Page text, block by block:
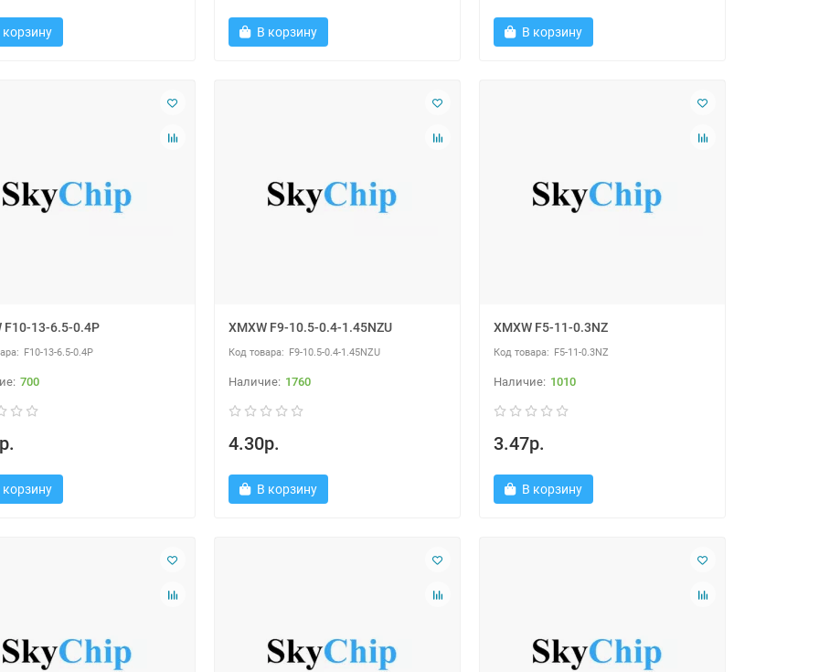
корзину В корзину В корзину
F10-13-6.5-0.4P
F10-13-6.5-0.4P
700
корзину
XMXW F9-10.5-0.4-1.45NZU
F9-10.5-0.4-1.45NZU
1760
4.30р.
В корзину
XMXW F5-11-0.3NZ
F5-11-0.3NZ
1010
3.47р.
В корзину